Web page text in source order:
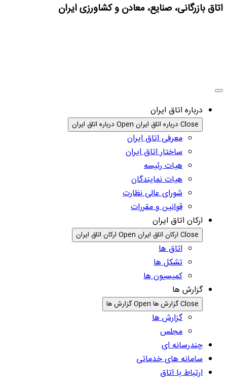
اتاق بازرگانی، صنایع، معادن و کشاورزی ایران
درباره اتاق ایران
Close درباره اتاق ایران Open درباره اتاق ایران
معرفی اتاق ایران
ساختار اتاق ایران
هیات رئیسه
هیات نمایندگان
شورای عالی نظارت
قوانین و مقررات
ارکان اتاق ایران
Close ارکان اتاق ایران Open ارکان اتاق ایران
اتاق ها
تشکل ها
کمیسیون ها
گزارش ها
Close گزارش ها Open گزارش ها
گزارش ها
مجلس
چندرسانه ای
سامانه های خدماتی
ارتباط با اتاق